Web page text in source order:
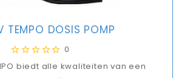
TEMPO DOSIS POMP
0
biedt alle kwaliteiten van een